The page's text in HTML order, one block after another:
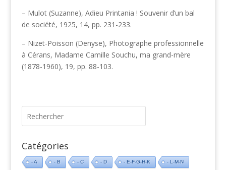
– Mulot (Suzanne), Adieu Printania ! Souvenir d’un bal
de société, 1925, 14, pp. 231-233.
– Nizet-Poisson (Denyse), Photographe professionnelle
à Cérans, Madame Camille Souchu, ma grand-mère
(1878-1960), 19, pp. 88-103.
Catégories
- A - B - C - D - E-F-G-H-K - L-M-N